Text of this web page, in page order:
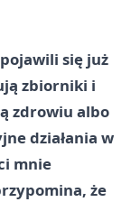
się już
zbiorniki i
zdrowiu albo
działania w
mnie
że